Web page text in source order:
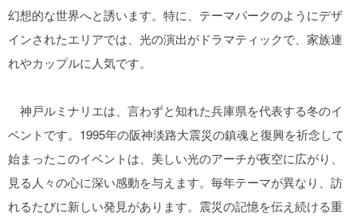
幻想的な世界へと誘います。特に、テーマパークのようにデザ
インされたエリアでは、光の演出がドラマティックで、家族連
れやカップルに人気です。
神戸ルミナリエは、言わずと知れた兵庫県を代表する冬のイ
ベントです。1995年の阪神淡路大震災の鎮魂と復興を祈念して
始まったこのイベントは、美しい光のアーチが夜空に広がり、
見る人々の心に深い感動を与えます。毎年テーマが異なり、訪
れるたびに新しい発見があります。震災の記憶を伝え続ける重